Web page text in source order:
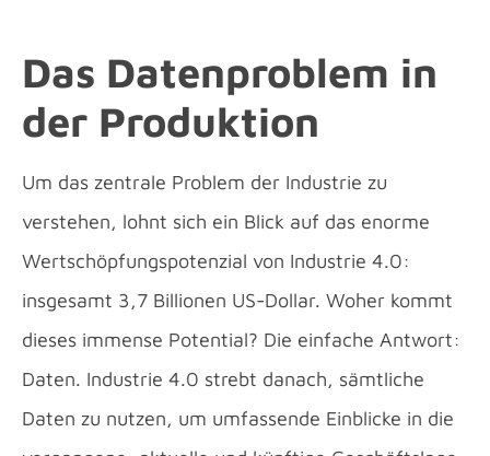
Das Datenproblem in
der Produktion
Um das zentrale Problem der Industrie zu
verstehen, lohnt sich ein Blick auf das enorme
Wertschöpfungspotenzial von Industrie 4.0:
insgesamt 3,7 Billionen US-Dollar. Woher kommt
dieses immense Potential? Die einfache Antwort:
Daten. Industrie 4.0 strebt danach, sämtliche
Daten zu nutzen, um umfassende Einblicke in die